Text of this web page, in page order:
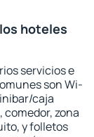
hoteles
servicios e
son Wi-
caja
zona
y folletos